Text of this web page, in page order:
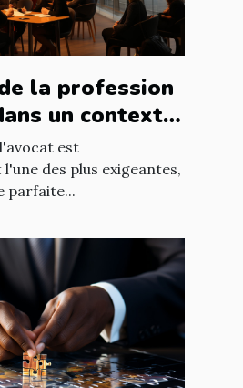
la profession
un contexte
à Nantes
est
des plus exigeantes,
parfaite...